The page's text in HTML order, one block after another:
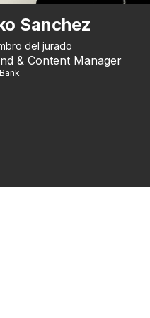
Sanchez
del jurado
& Content Manager